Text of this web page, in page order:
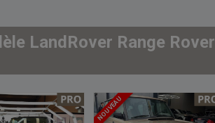
LandRover Range Rover
NOUVEAU